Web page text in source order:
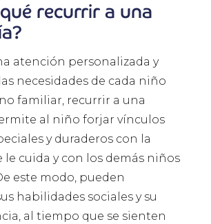
recurrir a una
atención personalizada y
necesidades de cada niño
familiar, recurrir a una
al niño forjar vínculos
y duraderos con la
le cuida y con los demás niños
este modo, pueden
habilidades sociales y su
al tiempo que se sienten